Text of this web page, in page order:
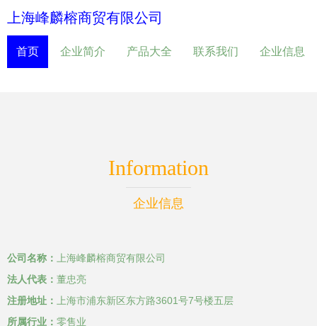
上海峰麟榕商贸有限公司
首页 企业简介 产品大全 联系我们 企业信息
Information
企业信息
公司名称：
上海峰麟榕商贸有限公司
法人代表： 董忠亮
注册地址：
上海市浦东新区东方路3601号7号楼五层
所属行业： 零售业